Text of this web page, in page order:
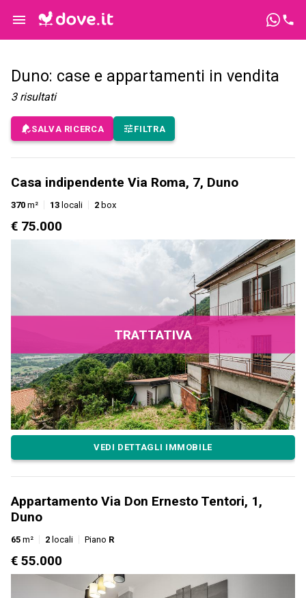
Duno: case e appartamenti in vendita
3 risultati
SALVA RICERCA FILTRA
Casa indipendente Via Roma, 7, Duno
370 m² 13 locali 2 box
€ 75.000
TRATTATIVA
VEDI DETTAGLI IMMOBILE
Appartamento Via Don Ernesto Tentori, 1,
Duno
65 m² 2 locali Piano R
€ 55.000